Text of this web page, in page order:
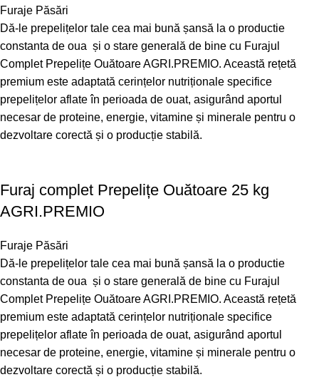
Furaje Păsări
Dă-le prepelițelor tale cea mai bună șansă la o productie
constanta de oua și o stare generală de bine cu Furajul
Complet Prepelițe Ouătoare AGRI.PREMIO. Această rețetă
premium este adaptată cerințelor nutriționale specifice
prepelițelor aflate în perioada de ouat, asigurând aportul
necesar de proteine, energie, vitamine și minerale pentru o
dezvoltare corectă și o producție stabilă.
Furaj complet Prepelițe Ouătoare 25 kg
AGRI.PREMIO
Furaje Păsări
Dă-le prepelițelor tale cea mai bună șansă la o productie
constanta de oua și o stare generală de bine cu Furajul
Complet Prepelițe Ouătoare AGRI.PREMIO. Această rețetă
premium este adaptată cerințelor nutriționale specifice
prepelițelor aflate în perioada de ouat, asigurând aportul
necesar de proteine, energie, vitamine și minerale pentru o
dezvoltare corectă și o producție stabilă.